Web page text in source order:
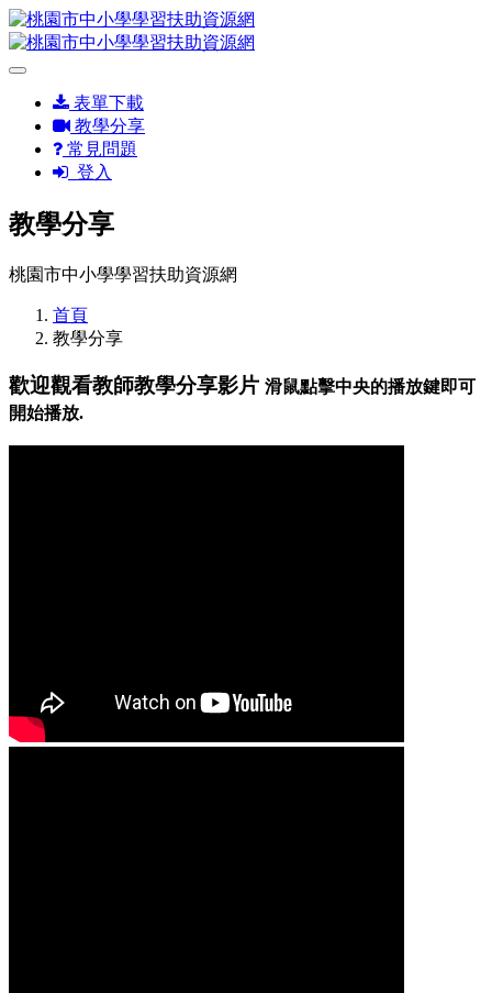
表單下載
教學分享
常見問題
登入
教學分享
桃園市中小學學習扶助資源網
首頁
教學分享
歡迎觀看教師教學分享影片 滑鼠點擊中央的播放鍵即可
開始播放.